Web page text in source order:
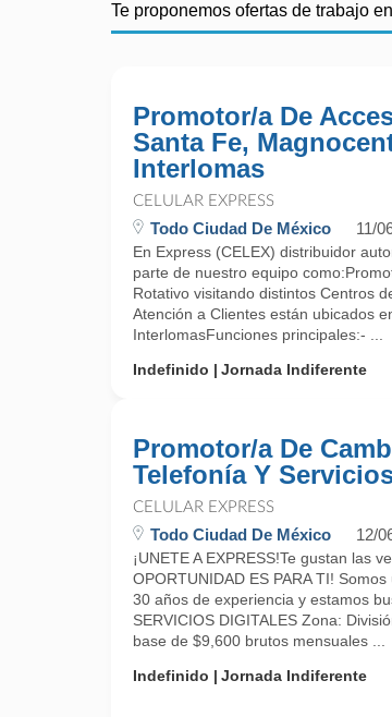
Te proponemos ofertas de trabajo en
Promotor/a De
Santa Fe,
Interlomas
CELULAR EXPRESS
Todo Ciudad De México 11/
En Express (CELEX) distribuidor
parte de nuestro equipo
Rotativo visitando distintos Centros
Atención a Clientes están ubicados
InterlomasFunciones principales:- ...
Indefinido
Jornada Indiferente
Promotor/a De
Telefonía Y
CELULAR EXPRESS
Todo Ciudad De México 12/
¡UNETE A EXPRESS!Te gustan las
OPORTUNIDAD ES PARA TI!
30 años de experiencia y estamos
SERVICIOS DIGITALES Zona:
base de $9,600 brutos mensuales ...
Indefinido
Jornada Indiferente